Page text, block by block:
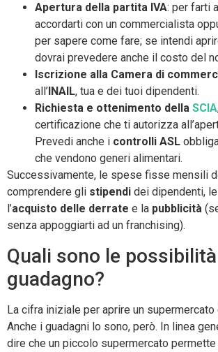
Apertura della partita IVA: per farti
accordarti con un commercialista
per sapere come fare; se intendi
dovrai prevedere anche il costo del
Iscrizione alla Camera di
all’ INAIL, tua e dei tuoi dipendenti.
Richiesta e ottenimento della SCIA
certificazione che ti autorizza
Prevedi anche i controlli ASL
che vendono generi alimentari.
Successivamente, le spese fisse mensili
comprendere gli stipendi dei dipendenti, le
l’acquisto delle derrate e la pubblicità
senza appoggiarti ad un franchising).
Quali sono le
guadagno?
La cifra iniziale per aprire un supermercato
Anche i guadagni lo sono, però. In linea
dire che un piccolo supermercato permette